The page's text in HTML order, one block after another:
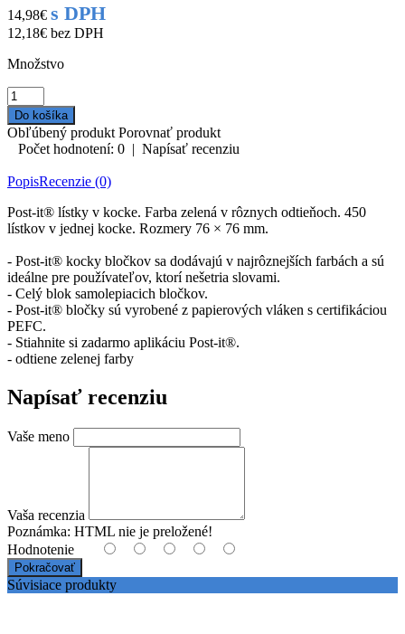
14,98€ s DPH
12,18€ bez DPH
Množstvo
Obľúbený produkt Porovnať produkt
Počet hodnotení: 0 | Napísať recenziu
PopisRecenzie (0)
Post‑it® lístky v kocke. Farba zelená v rôznych odtieňoch. 450
lístkov v jednej kocke. Rozmery 76 × 76 mm.
- Post-it® kocky bločkov sa dodávajú v najrôznejších farbách a sú
ideálne pre používateľov, ktorí nešetria slovami.
- Celý blok samolepiacich bločkov.
- Post-it® bločky sú vyrobené z papierových vláken s certifikáciou
PEFC.
- Stiahnite si zadarmo aplikáciu Post-it®.
- odtiene zelenej farby
Napísať recenziu
Vaše meno
Vaša recenzia
Poznámka: HTML nie je preložené!
Hodnotenie
Pokračovať
Súvisiace produkty